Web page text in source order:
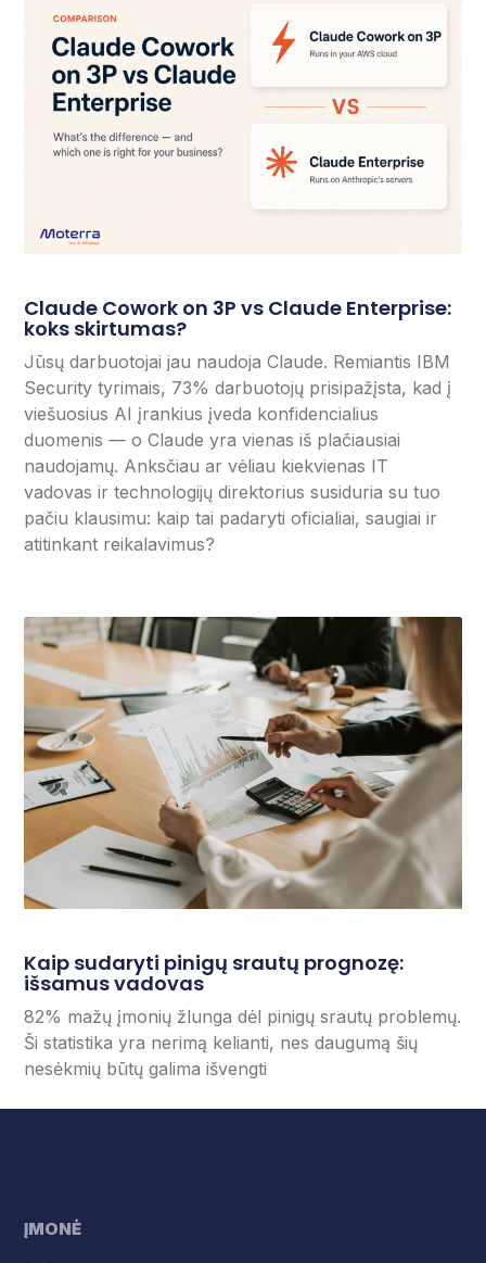
Claude Cowork on 3P vs Claude Enterprise:
koks skirtumas?
Jūsų darbuotojai jau naudoja Claude. Remiantis IBM
Security tyrimais, 73% darbuotojų prisipažįsta, kad į
viešuosius AI įrankius įveda konfidencialius
duomenis — o Claude yra vienas iš plačiausiai
naudojamų. Anksčiau ar vėliau kiekvienas IT
vadovas ir technologijų direktorius susiduria su tuo
pačiu klausimu: kaip tai padaryti oficialiai, saugiai ir
atitinkant reikalavimus?
Kaip sudaryti pinigų srautų prognozę:
išsamus vadovas
82% mažų įmonių žlunga dėl pinigų srautų problemų.
Ši statistika yra nerimą kelianti, nes daugumą šių
nesėkmių būtų galima išvengti
ĮMONĖ